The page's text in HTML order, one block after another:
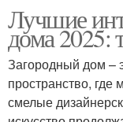
Лучшие
дома 2025:
Загородный дом –
пространство,
смелые